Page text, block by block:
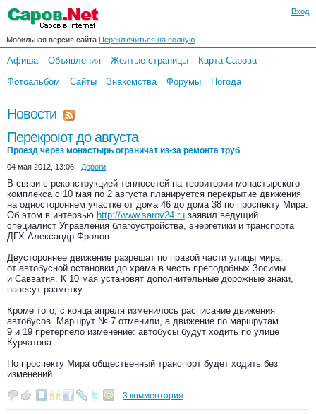
Вход
Мобильная версия сайта Переключиться на полную
Афиша Объявления Желтые страницы
Карта Сарова
Фотоальбом
Сайты Знакомства Форумы Погода
Новости
Перекроют до августа
Проезд через монастырь ограничат из-за ремонта труб
04 мая 2012, 13:06 - Дороги
В связи с реконструкцией теплосетей на территории монастырского
комплекса с 10 мая по 2 августа планируется перекрытие движения
на одностороннем участке от дома 46 до дома 38 по проспекту Мира.
Об этом в интервью http://www.sarov24.ru заявил ведущий
специалист Управления благоустройства, энергетики и транспорта
ДГХ Александр Фролов.
Двустороннее движение разрешат по правой части улицы мира,
от автобусной остановки до храма в честь преподобных Зосимы
и Савватия. К 10 мая установят дополнительные дорожные знаки,
нанесут разметку.
Кроме того, с конца апреля изменилось расписание движения
автобусов. Маршрут № 7 отменили, а движение по маршрутам
9 и 19 претерпело изменение: автобусы будут ходить по улице
Курчатова.
По проспекту Мира общественный транспорт будет ходить без
изменений.
3 комментария